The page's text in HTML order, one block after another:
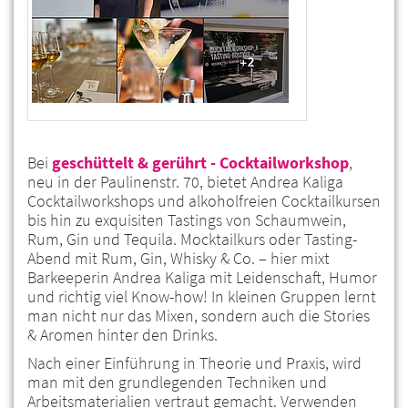
Bei geschüttelt & gerührt - Cocktailworkshop,
neu in der Paulinenstr. 70, bietet Andrea Kaliga
Cocktailworkshops und alkoholfreien Cocktailkursen
bis hin zu exquisiten Tastings von Schaumwein,
Rum, Gin und Tequila. Mocktailkurs oder Tasting-
Abend mit Rum, Gin, Whisky & Co. – hier mixt
Barkeeperin Andrea Kaliga mit Leidenschaft, Humor
und richtig viel Know-how! In kleinen Gruppen lernt
man nicht nur das Mixen, sondern auch die Stories
& Aromen hinter den Drinks.
Nach einer Einführung in Theorie und Praxis, wird
man mit den grundlegenden Techniken und
Arbeitsmaterialien vertraut gemacht. Verwenden